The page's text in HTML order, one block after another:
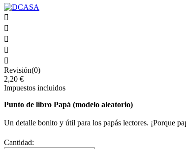





Revisión(0)
2,20 €
Impuestos incluidos
Punto de libro Papá (modelo aleatorio)
Un detalle bonito y útil para los papás lectores. ¡Porque
Cantidad: